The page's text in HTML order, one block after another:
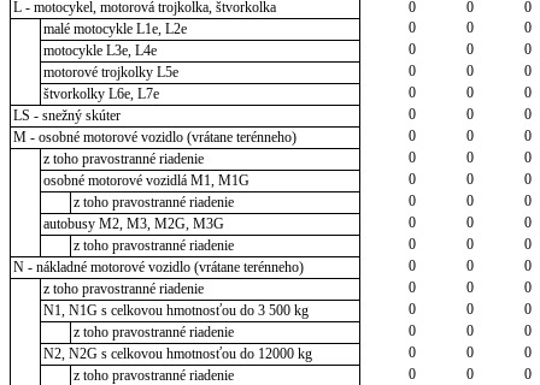
L - motocykel, motorová trojkolka, štvorkolka
0 0
0
malé motocykle L1e, L2e
0 0
0
motocykle L3e, L4e
0 0
0
motorové trojkolky L5e
0 0
0
štvorkolky L6e, L7e
0 0
0
LS - snežný skúter
0 0
0
M - osobné motorové vozidlo (vrátane terénneho)
0 0
0
z toho pravostranné riadenie
0 0
0
osobné motorové vozidlá M1, M1G
0 0
0
z toho pravostranné riadenie
0 0
0
autobusy M2, M3, M2G, M3G
0 0
0
z toho pravostranné riadenie
0 0
0
N - nákladné motorové vozidlo (vrátane terénneho)
0 0
0
z toho pravostranné riadenie
0 0
0
N1, N1G s celkovou hmotnosťou do 3 500 kg
0 0
0
z toho pravostranné riadenie
0 0
0
N2, N2G s celkovou hmotnosťou do 12000 kg
0 0
0
z toho pravostranné riadenie
0 0
0